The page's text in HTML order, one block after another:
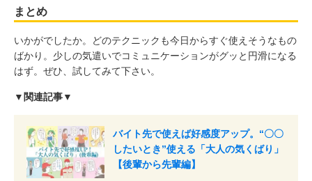
まとめ
いかがでしたか。どのテクニックも今日からすぐ使えそうなもの
ばかり。少しの気遣いでコミュニケーションがグッと円滑になる
はず。ぜひ、試してみて下さい。
▼関連記事▼
バイト先で使えば好感度アップ。“〇〇
したいとき”使える「大人の気くばり」
【後輩から先輩編】